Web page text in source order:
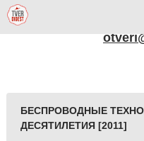
БЕСПРОВОДНЫЕ
ДЕСЯТИЛЕТИЯ [2011]